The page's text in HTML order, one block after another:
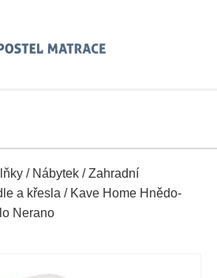
/ Nábytek /Zahradní
a křesla / Kave Home Hnědo-
Nerano